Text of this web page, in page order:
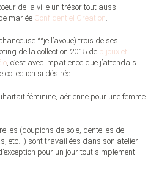
de la ville un trésor tout aussi
mariée Confidentiel Création
^^je l’avoue) trois de ses
de la collection 2015 de bijoux et
, c’est avec impatience que j’attendais
collection si désirée …
féminine, aérienne pour une femme
(doupions de soie, dentelles de
etc…) sont travaillées dans son atelier
pour un jour tout simplement